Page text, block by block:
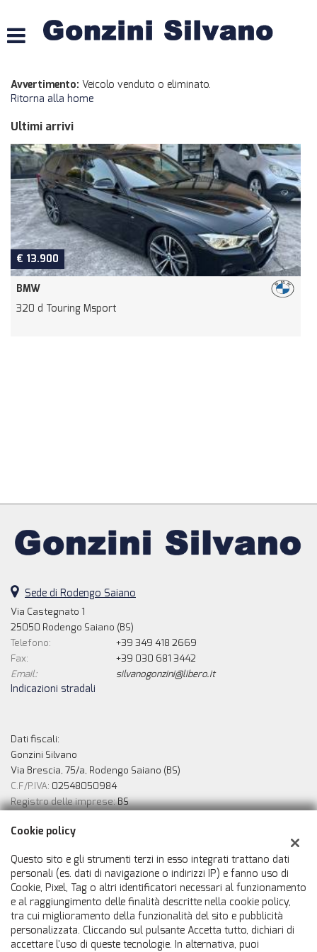
ACQUISTIAMO USATO
ASSISTENZA
CONTATTI
Avvertimento: Veicolo venduto o eliminato.
Ritorna alla home
Ultimi arrivi
€ 13.900
BMW
320 d Touring Msport
Sede di Rodengo Saiano
Via Castegnato 1
25050 Rodengo Saiano (BS)
Telefono:
+39 349 418 2669
Fax:
+39 030 681 3442
Email:
silvanogonzini@libero.it
Indicazioni stradali
Dati fiscali:
Gonzini Silvano
Via Brescia, 75/a, Rodengo Saiano (BS)
C.F/P.IVA: 02548050984
Registro delle imprese:BS
Possilità di finanziamento in sede
Cookie policy
Questo sito e gli strumenti terzi in esso integrati trattano dati
personali (es. dati di navigazione o indirizzi IP) e fanno uso di
Cookie, Pixel, Tag o altri identificatori necessari al funzionamento
e al raggiungimento delle finalità descritte nella cookie policy,
tra cui miglioramento della funzionalità del sito e pubblicità
personalizzata. Cliccando sul pulsante Accetta tutto, dichiari di
accettare l'uso di queste tecnologie. In alternativa, puoi